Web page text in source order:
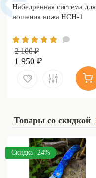
Набедренная система для
ношения ножа НСН-1
2 100 ₽
1 950 ₽
Товары со скидкой
Скидка -24%